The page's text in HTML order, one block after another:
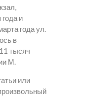
и
года ул.
в
тысяч
М.
или